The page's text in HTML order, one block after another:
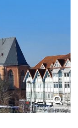
© Winfried Vogt